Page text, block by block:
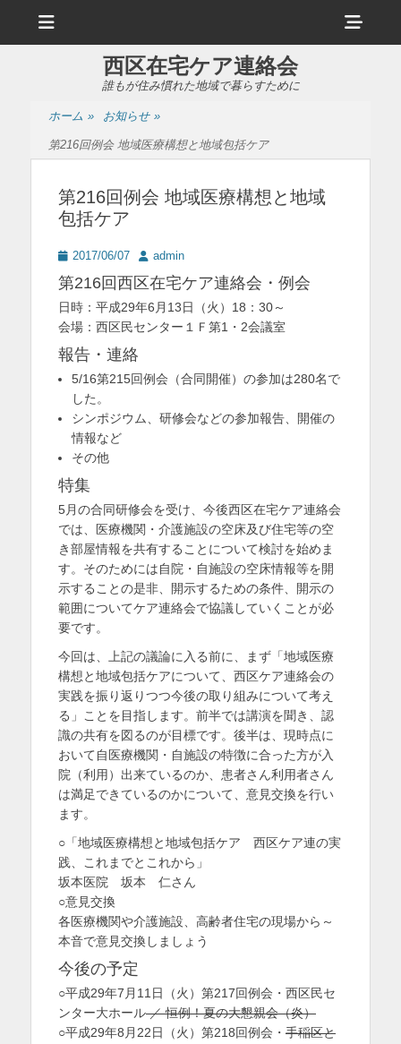
ュ
ヘ
ッ
イ
西区在宅ケア連絡会
誰もが住み慣れた地域で暮らすために
ホーム » お知らせ »
第216回例会 地域医療構想と地域包括ケア
第216回例会 地域医療構想と地域
包括ケア
投
稿
日
2017/06/07
投
稿
者
admin
第216回西区在宅ケア連絡会・例会
日時：平成29年6月13日（火）18：30～
会場：西区民センター１Ｆ第1・2会議室
報告・連絡
5/16第215回例会（合同開催）の参加は280名で
した。
シンポジウム、研修会などの参加報告、開催の
情報など
その他
特集
5月の合同研修会を受け、今後西区在宅ケア連絡会
では、医療機関・介護施設の空床及び住宅等の空
き部屋情報を共有することについて検討を始めま
す。そのためには自院・自施設の空床情報等を開
示することの是非、開示するための条件、開示の
範囲についてケア連絡会で協議していくことが必
要です。
今回は、上記の議論に入る前に、まず「地域医療
構想と地域包括ケアについて、西区ケア連絡会の
実践を振り返りつつ今後の取り組みについて考え
る」ことを目指します。前半では講演を聞き、認
識の共有を図るのが目標です。後半は、現時点に
おいて自医療機関・自施設の特徴に合った方が入
院（利用）出来ているのか、患者さん利用者さん
は満足できているのかについて、意見交換を行い
ます。
○「地域医療構想と地域包括ケア 西区ケア連の実
践、これまでとこれから」
坂本医院 坂本 仁さん
○意見交換
各医療機関や介護施設、高齢者住宅の現場から～
本音で意見交換しましょう
今後の予定
○平成29年7月11日（火）第217回例会・西区民セ
ンター大ホール／ 恒例！夏の大懇親会（炎）
○平成29年8月22日（火）第218回例会・ 手稲区と